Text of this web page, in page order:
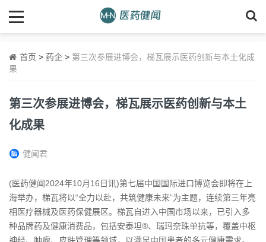
首页 > 药企 > 第三次参展进博会，梯瓦展示医药创新与本土化成
果
第三次参展进博会，梯瓦展示医药创新与本土
化成果
健闻君
(医药健闻2024年10月16日讯)第七届中国国际进口博览会即将在上
海举办，梯瓦将以“全力以赴，共筑健康未来”为主题，连续第三年亮
相医疗器械及医药保健展区。梯瓦自进入中国市场以来，已引入多
种品牌药及健康消费品，包括安泰坦®、瑞玛奈珠单抗等，覆盖中枢